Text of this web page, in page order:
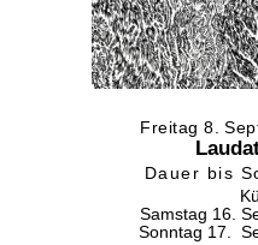
Freitag 8.
Dauer bis
Samstag 16.
Sonntag 17.